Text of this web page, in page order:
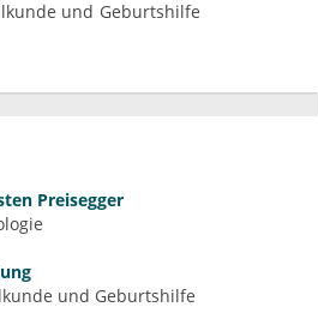
und Geburtshilfe
Preisegger
und Geburtshilfe